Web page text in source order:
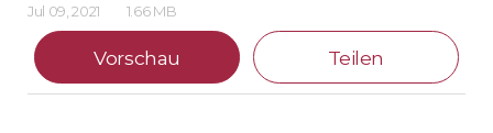
Jul 09, 2021 1.66 MB
Vorschau Teilen